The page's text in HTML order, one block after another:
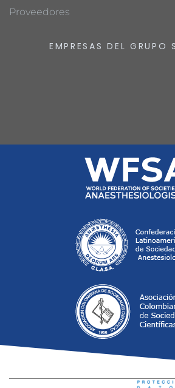
Proveedores
EMPRESAS DEL GRUPO